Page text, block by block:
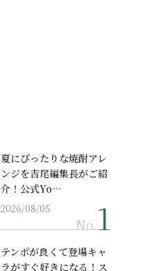
夏にぴったりな焼酎アレ
ンジを吉尾編集長がご紹
介！公式Yo…
2026/08/05
No.
テンポが良くて登場キャ
ラがすぐ好きになる！ス